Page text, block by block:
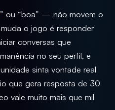
” ou “boa” — não movem o
o jogo é responder
conversas que
no seu perfil, e
sinta vontade real
que gera resposta de 30
vale muito mais que mil